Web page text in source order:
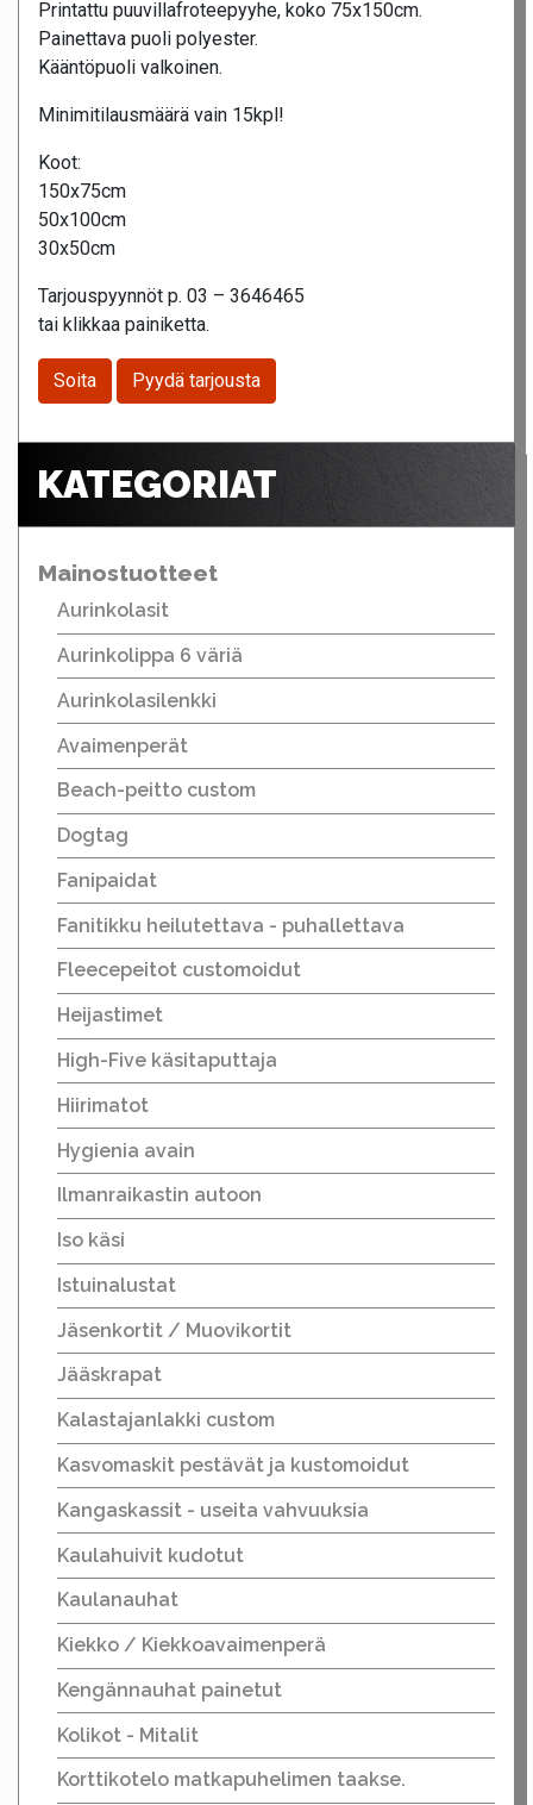
Printattu puuvillafroteepyyhe, koko 75x150cm.
Painettava puoli polyester.
Kääntöpuoli valkoinen.
Minimitilausmäärä vain 15kpl!
Koot:
150x75cm
50x100cm
30x50cm
Tarjouspyynnöt p. 03 – 3646465
tai klikkaa painiketta.
Soita Pyydä tarjousta
KATEGORIAT
Mainostuotteet
Aurinkolasit
Aurinkolippa 6 väriä
Aurinkolasilenkki
Avaimenperät
Beach-peitto custom
Dogtag
Fanipaidat
Fanitikku heilutettava - puhallettava
Fleecepeitot customoidut
Heijastimet
High-Five käsitaputtaja
Hiirimatot
Hygienia avain
Ilmanraikastin autoon
Iso käsi
Istuinalustat
Jäsenkortit / Muovikortit
Jääskrapat
Kalastajanlakki custom
Kasvomaskit pestävät ja kustomoidut
Kangaskassit - useita vahvuuksia
Kaulahuivit kudotut
Kaulanauhat
Kiekko / Kiekkoavaimenperä
Kengännauhat painetut
Kolikot - Mitalit
Korttikotelo matkapuhelimen taakse.